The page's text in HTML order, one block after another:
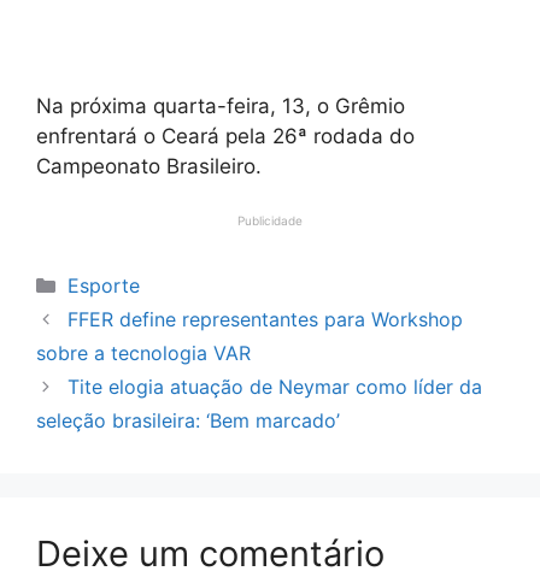
Na próxima quarta-feira, 13, o Grêmio
enfrentará o Ceará pela 26ª rodada do
Campeonato Brasileiro.
Publicidade
Categorias
Esporte
FFER define representantes para Workshop
sobre a tecnologia VAR
Tite elogia atuação de Neymar como líder da
seleção brasileira: ‘Bem marcado’
Deixe um comentário